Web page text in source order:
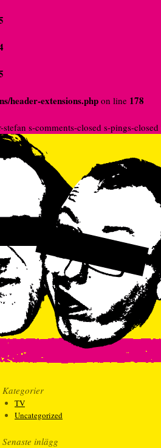
header-extensions.php on line 178
s-comments-closed s-pings-
Kategorier
TV
Uncategorized
Senaste inlägg